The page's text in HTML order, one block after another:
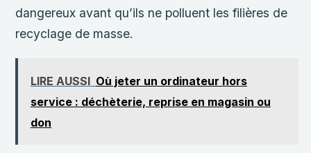
dangereux avant qu’ils ne polluent les filières de
recyclage de masse.
LIRE AUSSI Où jeter un ordinateur hors
service : déchèterie, reprise en magasin ou
don